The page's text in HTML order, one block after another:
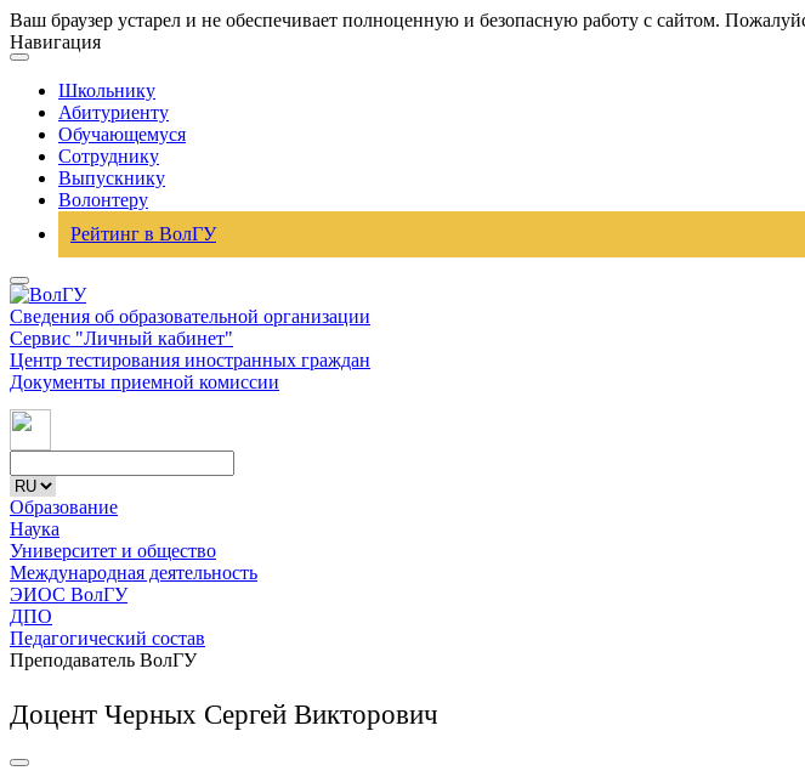
Ваш браузер устарел и не обеспечивает полноценную и безопасную работу с сайтом.
Навигация
Школьнику
Абитуриенту
Обучающемуся
Сотруднику
Выпускнику
Волонтеру
Рейтинг в ВолГУ
Сведения об образовательной организации
Сервис "Личный кабинет"
Центр тестирования иностранных граждан
Документы приемной комиссии
Образование
Наука
Университет и общество
Международная деятельность
ЭИОС ВолГУ
ДПО
Педагогический состав
Преподаватель ВолГУ
Доцент Черных Сергей Викторович